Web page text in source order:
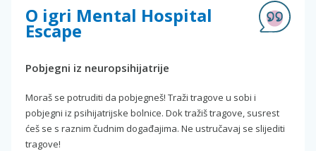
O igri Mental Hospital
Escape
Pobjegni iz neuropsihijatrije
Moraš se potruditi da pobjegneš! Traži tragove u sobi i
pobjegni iz psihijatrijske bolnice. Dok tražiš tragove, susrest
ćeš se s raznim čudnim događajima. Ne ustručavaj se slijediti
tragove!